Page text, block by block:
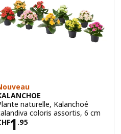
naturelle, Kalanchoé
coloris assortis, 6 cm
1 .95
CHF 1.95